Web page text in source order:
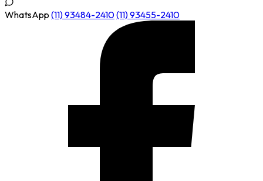
WhatsApp (11) 93484-2410(11) 93455-2410